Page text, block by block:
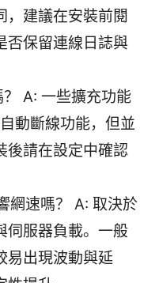
，建議在安裝前閱
否保留連線日誌與
A: 一些擴充功能
動斷線功能，但並
後請在設定中確認
網速嗎？ A: 取決於
伺服器負載。一般
易出現波動與延